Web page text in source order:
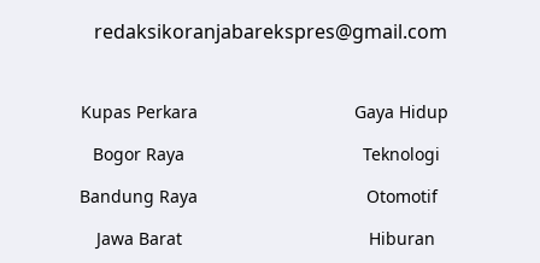
redaksikoranjabarekspres@gmail.com
Kupas Perkara
Bogor Raya
Bandung Raya
Jawa Barat
Gaya Hidup
Teknologi
Otomotif
Hiburan